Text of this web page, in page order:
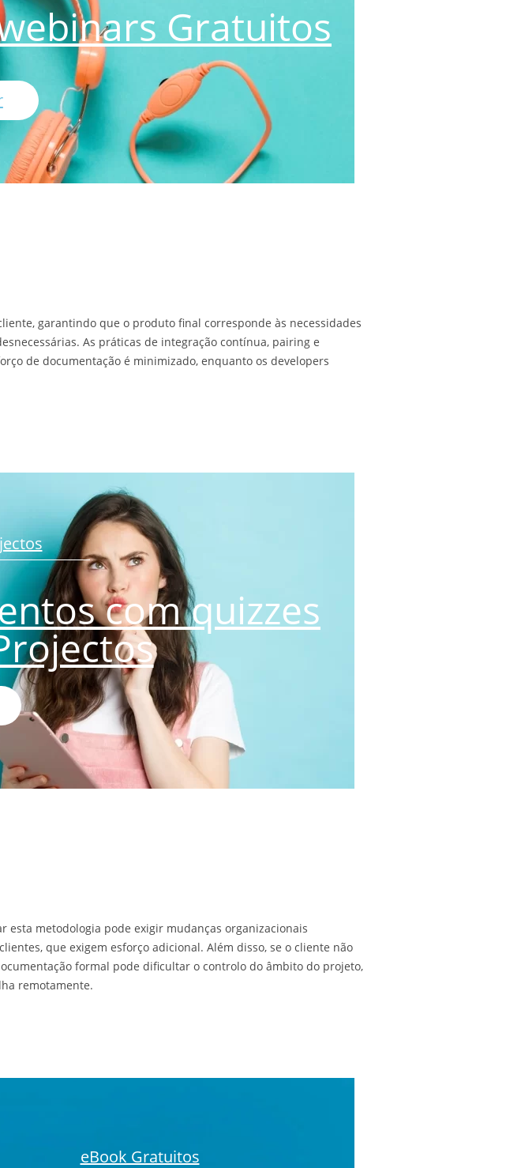
Gratuitos
garantindo que o produto final corresponde às necessidades
As práticas de integração contínua, pairing e
de documentação é minimizado, enquanto os developers
com quizzes
esta metodologia pode exigir mudanças organizacionais
que exigem esforço adicional. Além disso, se o cliente não
formal pode dificultar o controlo do âmbito do projeto,
remotamente.
eBook Gratuitos